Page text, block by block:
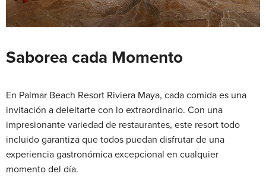
Saborea cada Momento
En Palmar Beach Resort Riviera Maya, cada comida es una
invitación a deleitarte con lo extraordinario. Con una
impresionante variedad de restaurantes, este resort todo
incluido garantiza que todos puedan disfrutar de una
experiencia gastronómica excepcional en cualquier
momento del día.